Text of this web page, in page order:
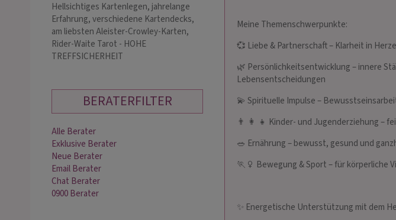
Hellsichtiges Kartenlegen, jahrelange
Erfahrung, verschiedene Kartendecks,
am liebsten Aleister-Crowley-Karten,
Rider-Waite Tarot - HOHE
TREFFSICHERHEIT
O.Vorabinfo! Kurze Frage! Beschreibung
der Personen/Verlorene Gegenstaende!
Keine Thema ist Fremd! Gespraeche
Intuition
BERATERFILTER
Alle Berater
Exklusive Berater
Neue Berater
Email Berater
Chat Berater
0900 Berater
Meine Themenschwerpunkte:
💞 Liebe & Partnerschaft – Klarheit in
🌿 Persönlichkeitsentwicklung – innere
Lebensentscheidungen
💫 Spirituelle Impulse –
👨 ‍👩 ‍👧 Kinder- und Jugenderziehung –
🥗 Ernährung – bewusst, gesund und
🏃 ‍♀ ️ Bewegung & Sport – für körperliche
✨ Energetische Unterstützung mit dem